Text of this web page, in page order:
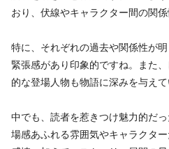
おり、伏線やキャラクター間の関
特に、それぞれの過去や関係性が明
緊張感があり印象的ですね。また
的な登場人物も物語に深みを与えて
中でも、読者を惹きつけ魅力的だ
場感あふれる雰囲気やキャラクタ